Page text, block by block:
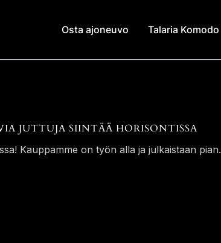
Osta ajoneuvo Talaria Komodo
JUTTUJA SIINTÄÄ HORISONTISSA
Kauppamme on työn alla ja julkaistaan pian.